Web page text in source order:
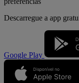
Descarregue a app
Google Play